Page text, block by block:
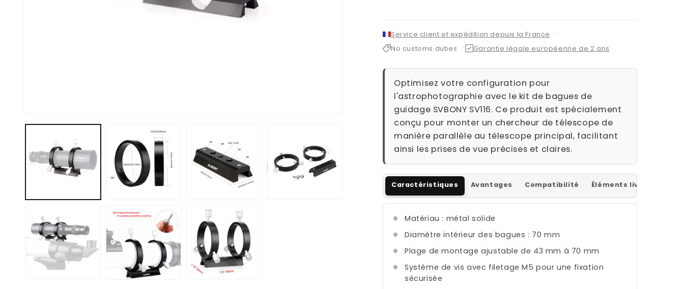
Service client et expédition depuis la France
No customs duties
Garantie légale européenne de 2 ans
Optimisez votre configuration pour
l'astrophotographie avec le kit de bagues de
guidage SVBONY SV116. Ce produit est spécialement
conçu pour monter un chercheur de télescope de
manière parallèle au télescope principal, facilitant
ainsi les prises de vue précises et claires.
Caractéristiques Avantages Compatibilité Éléments livrés
Matériau : métal solide
Diamètre intérieur des bagues : 70 mm
Plage de montage ajustable de 43 mm à 70 mm
Système de vis avec filetage M5 pour une fixation
sécurisée